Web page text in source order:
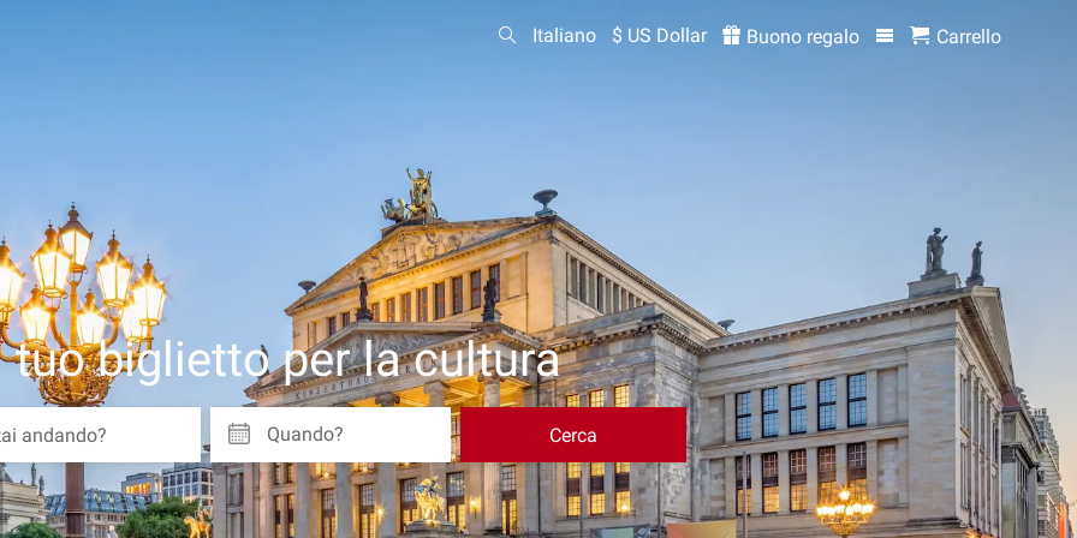
Italiano $ US Dollar Buono regalo Carrello
tuo biglietto per la cultura
Quando? Cerca